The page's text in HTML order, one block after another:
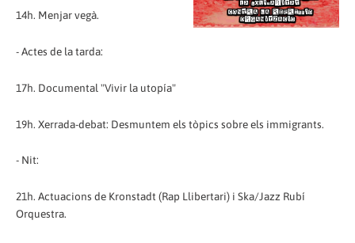
14h. Menjar vegà.
- Actes de la tarda:
17h. Documental "Vivir la utopía"
19h. Xerrada-debat: Desmuntem els tòpics sobre els immigrants.
- Nit:
21h. Actuacions de Kronstadt (Rap Llibertari) i Ska/Jazz Rubí
Orquestra.